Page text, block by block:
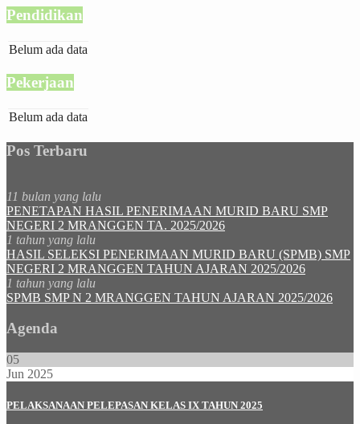
Pendidikan
Belum ada data
Pekerjaan
Belum ada data
Pos Terbaru
11 bulan yang lalu
PENETAPAN HASIL PENERIMAAN MURID BARU SMP
NEGERI 2 MRANGGEN TA. 2025/2026
1 tahun yang lalu
HASIL SELEKSI PENERIMAAN MURID BARU (SPMB) SMP
NEGERI 2 MRANGGEN TAHUN AJARAN 2025/2026
1 tahun yang lalu
SPMB SMP N 2 MRANGGEN TAHUN AJARAN 2025/2026
Agenda
05
Jun 2025
PELAKSANAAN PELEPASAN KELAS IX TAHUN 2025